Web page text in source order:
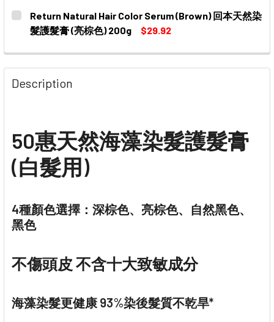
CURRENT
STOCK:
QUANTITY:
DECREASE QUANTITY OF RETURN NATURAL HAIR
INCREASE QUANTITY OF RETURN NATURAL
Return Natural Hair Color Serum (Brown) 回本天然染
髮護髮膏 (亮棕色) 200g
$29.92
DECREASE QUANTITY OF RETURN NATURAL HAIR
INCREASE QUANTITY OF RETURN NATURAL
Description
50惠天然海藻染髮護髮膏
(白髮用)
4種顏色選擇：深棕色、亮棕色、自然黑色、
黑色
不傷頭皮 不含十大致敏成分
海藻染髮更健康 93%染後髮質不乾旱*